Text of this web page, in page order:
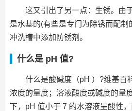
这又引出了另一点：生锈。由
是水基的(有些是专门为除锈而配制
冲洗槽中添加防锈剂。
什么是 pH 值?
什么是酸碱度（pH ）?维基百
浓度的量度；溶液酸度或碱度的量
下，pH 值小于 7 的水溶液呈酸性